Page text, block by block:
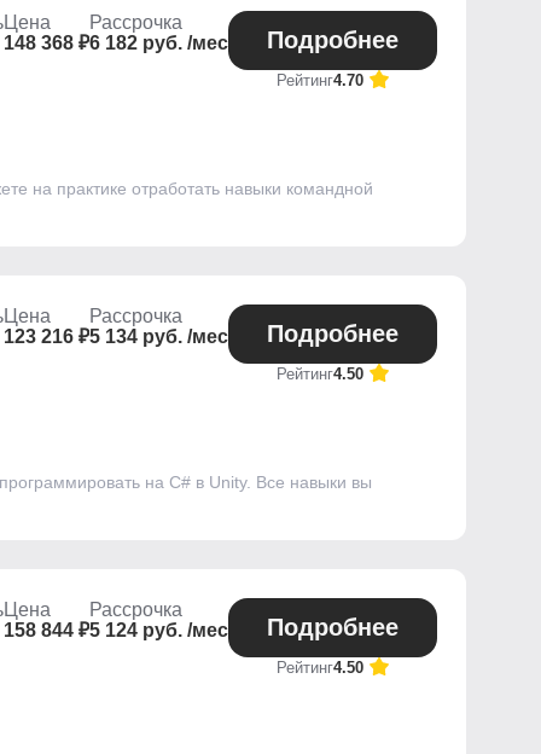
Цена
148 368 ₽
Рассрочка
6 182 руб. /мес
Подробнее
Рейтинг4.70
на практике отработать навыки командной
Цена
123 216 ₽
Рассрочка
5 134 руб. /мес
Подробнее
Рейтинг4.50
на C# в Unity. Все навыки вы
Цена
158 844 ₽
Рассрочка
5 124 руб. /мес
Подробнее
Рейтинг4.50